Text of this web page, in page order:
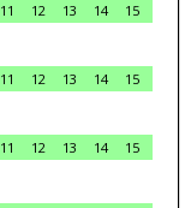
11 12 13 14
15
11 12 13 14
15
11 12 13 14
15